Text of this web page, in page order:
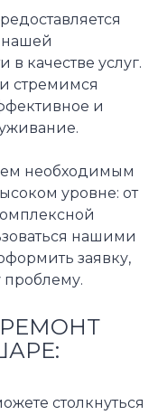
нашей
в качестве услуг.
стремимся
и
необходимым
уровне: от
нашими
заявку,
столкнуться